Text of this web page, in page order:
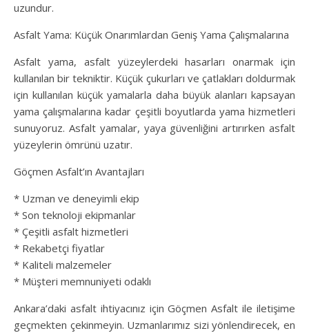
uzundur.
Asfalt Yama: Küçük Onarımlardan Geniş Yama Çalışmalarına
Asfalt yama, asfalt yüzeylerdeki hasarları onarmak için
kullanılan bir tekniktir. Küçük çukurları ve çatlakları doldurmak
için kullanılan küçük yamalarla daha büyük alanları kapsayan
yama çalışmalarına kadar çeşitli boyutlarda yama hizmetleri
sunuyoruz. Asfalt yamalar, yaya güvenliğini artırırken asfalt
yüzeylerin ömrünü uzatır.
Göçmen Asfalt’ın Avantajları
* Uzman ve deneyimli ekip
* Son teknoloji ekipmanlar
* Çeşitli asfalt hizmetleri
* Rekabetçi fiyatlar
* Kaliteli malzemeler
* Müşteri memnuniyeti odaklı
Ankara’daki asfalt ihtiyacınız için Göçmen Asfalt ile iletişime
geçmekten çekinmeyin. Uzmanlarımız sizi yönlendirecek, en